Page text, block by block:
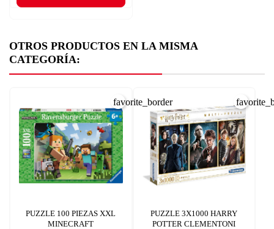
OTROS PRODUCTOS EN LA MISMA
CATEGORÍA:
PUZZLE 100 PIEZAS XXL
MINECRAFT
favorite_border
PUZZLE 3X1000 HARRY
POTTER CLEMENTONI